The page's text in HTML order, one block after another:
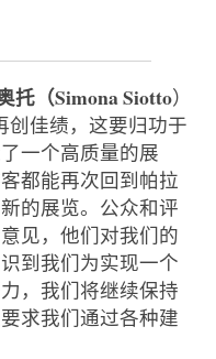
托（Simona Siotto）
创佳绩，这要归功于
一个高质量的展
都能再次回到帕拉
的展览。公众和评
见，他们对我们的
到我们为实现一个
，我们将继续保持
求我们通过各种建